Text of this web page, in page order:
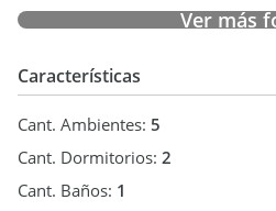
y bien conectado.
Ver más
Características
Cant. Ambientes: 5
Cant. Dormitorios: 2
Cant. Baños: 1